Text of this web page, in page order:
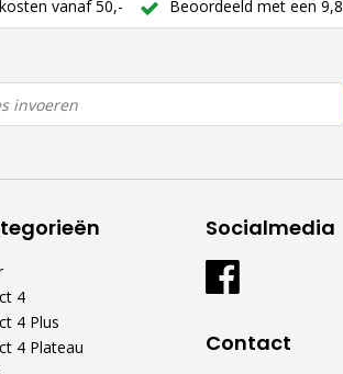
vanaf 50,- Beoordeeld met een 9,8
4
4 Plus
4 Plateau
Socialmedia
Contact